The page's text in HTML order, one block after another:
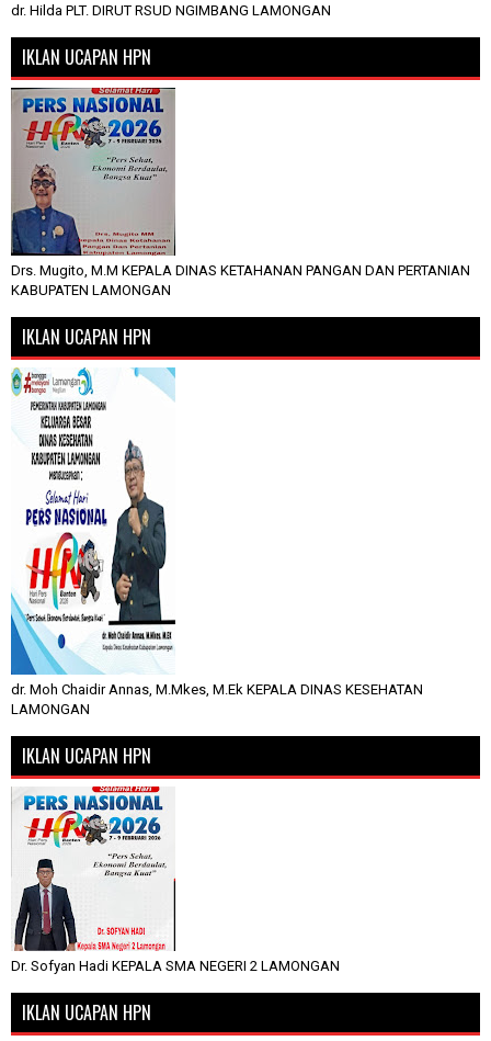
dr. Hilda PLT. DIRUT RSUD NGIMBANG LAMONGAN
IKLAN UCAPAN HPN
Drs. Mugito, M.M KEPALA DINAS KETAHANAN PANGAN DAN PERTANIAN
KABUPATEN LAMONGAN
IKLAN UCAPAN HPN
dr. Moh Chaidir Annas, M.Mkes, M.Ek KEPALA DINAS KESEHATAN
LAMONGAN
IKLAN UCAPAN HPN
Dr. Sofyan Hadi KEPALA SMA NEGERI 2 LAMONGAN
IKLAN UCAPAN HPN